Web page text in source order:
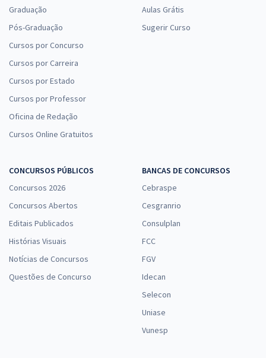
Graduação
Pós-Graduação
Cursos por Concurso
Cursos por Carreira
Cursos por Estado
Cursos por Professor
Oficina de Redação
Cursos Online Gratuitos
Aulas Grátis
Sugerir Curso
CONCURSOS PÚBLICOS
Concursos 2026
Concursos Abertos
Editais Publicados
Histórias Visuais
Notícias de Concursos
Questões de Concurso
BANCAS DE CONCURSOS
Cebraspe
Cesgranrio
Consulplan
FCC
FGV
Idecan
Selecon
Uniase
Vunesp